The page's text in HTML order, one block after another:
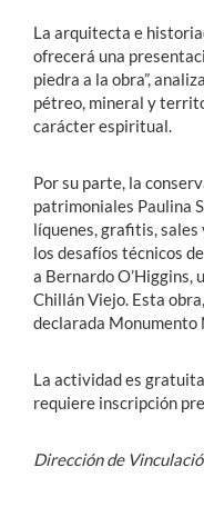
La arquitecta e
ofrecerá una
piedra a la obra”,
pétreo, mineral y
carácter espiritual.
Por su parte, la
patrimoniales Paulina
líquenes, grafitis, sales
los desafíos técnicos
a Bernardo O’Higgins,
Chillán Viejo. Esta
declarada Monumento
La actividad es
requiere inscripción
Dirección de